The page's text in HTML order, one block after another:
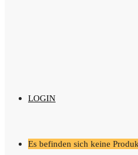
LOGIN
Es befinden sich keine